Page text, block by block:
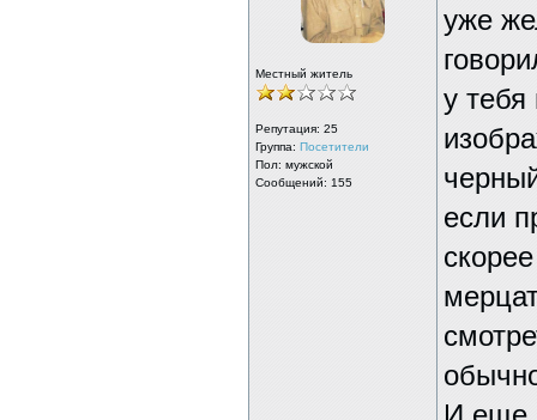
Местный житель
Репутация: 25
Группа: Посетители
Пол: мужской
Сообщений: 155
уже
у тебя
если